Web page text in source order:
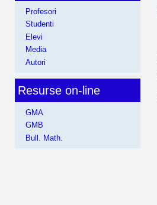
Profesori
Studenti
Elevi
Media
Autori
Resurse on-line
GMA
GMB
Bull. Math.